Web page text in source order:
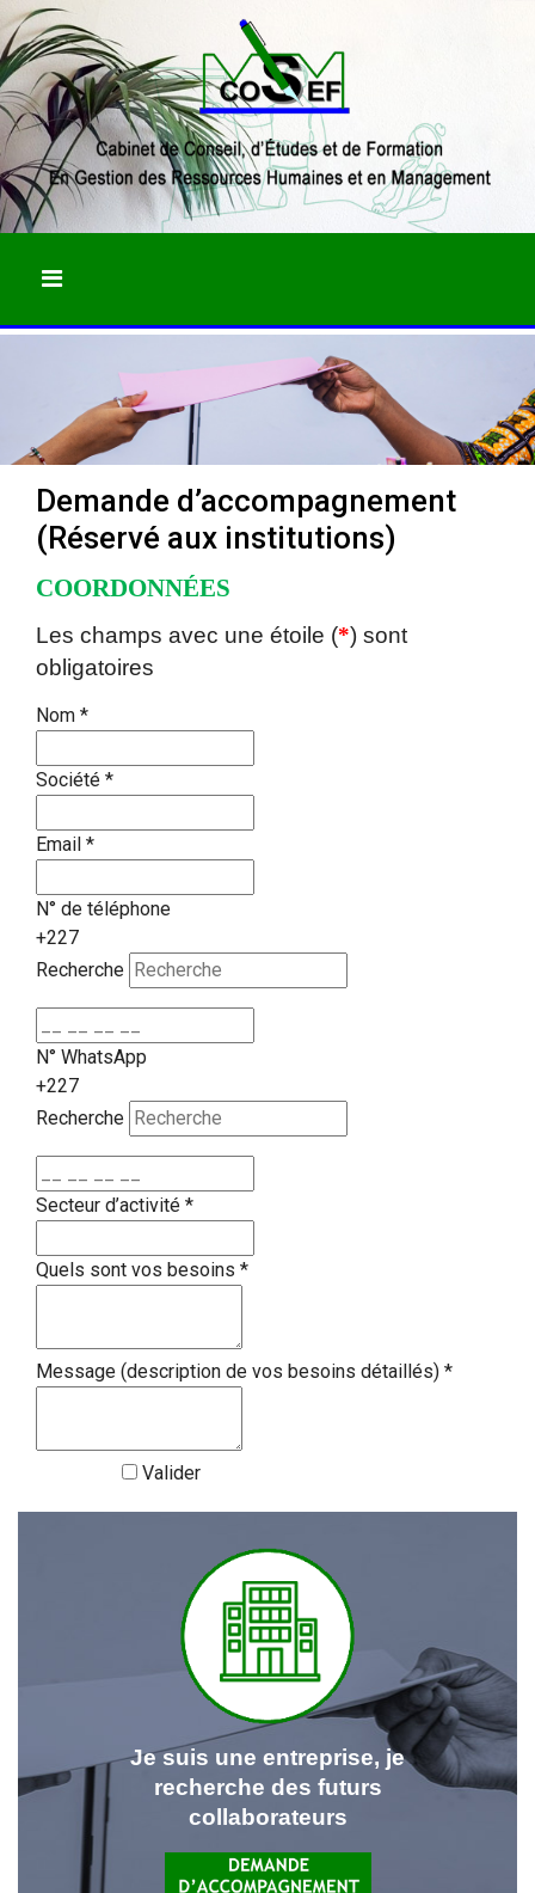
Demande d’accompagnement
(Réservé aux institutions)
COORDONNÉES
Les champs avec une étoile (*) sont
obligatoires
Nom *
Société *
Email *
N° de téléphone
+227
Recherche
N° WhatsApp
+227
Recherche
Secteur d’activité *
Quels sont vos besoins *
Message (description de vos besoins détaillés) *
Valider
Je suis une entreprise, je
recherche des futurs
collaborateurs